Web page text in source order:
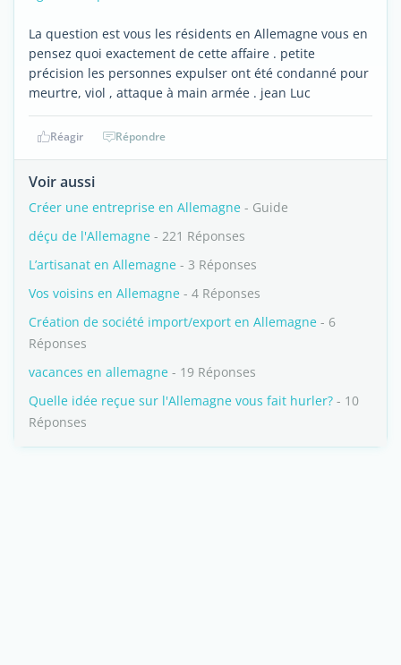
La question est vous les résidents en Allemagne vous en
pensez quoi exactement de cette affaire . petite
précision les personnes expulser ont été condanné pour
meurtre, viol , attaque à main armée . jean Luc
Réagir Répondre
Voir aussi
Créer une entreprise en Allemagne - Guide
déçu de l'Allemagne - 221 Réponses
L’artisanat en Allemagne - 3 Réponses
Vos voisins en Allemagne - 4 Réponses
Création de société import/export en Allemagne - 6
Réponses
vacances en allemagne - 19 Réponses
Quelle idée reçue sur l'Allemagne vous fait hurler? - 10
Réponses